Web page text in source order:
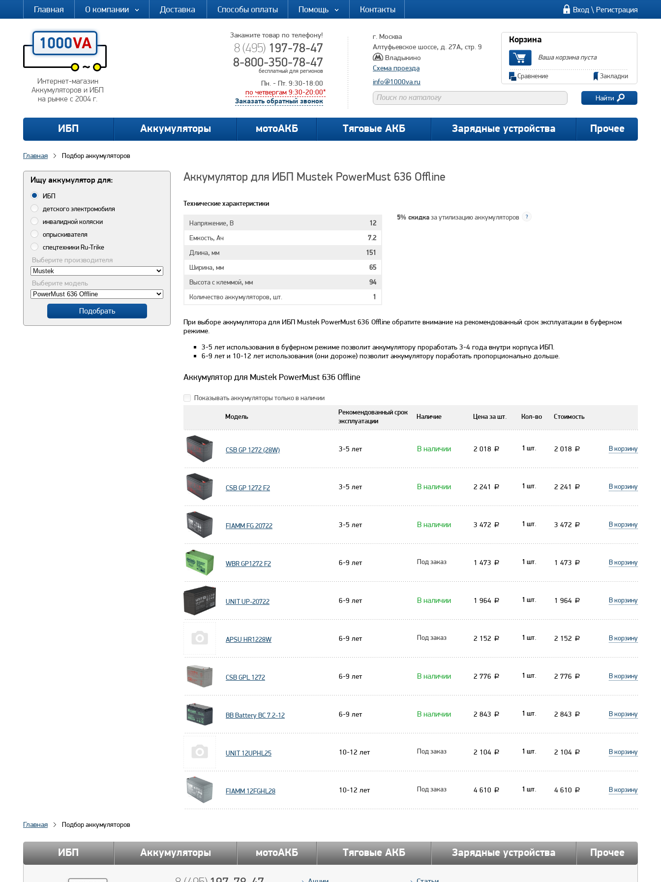
Главная О компании Доставка Способы оплаты Помощь Контакты Вход \ Регистрация
Интернет-магазин
Аккумуляторов и ИБП
на рынке с 2004 г.
Закажите товар по телефону!
8 (495) 197-78-47
8-800-350-78-47
бесплатный для регионов
Пн. - Пт. 9:30-18:00
по четвергам 9:30-20:00*
Заказать обратный звонок
г. Москва
Алтуфьевское шоссе, д. 27А, стр. 9
Владыкино
Схема проезда
info@1000va.ru
Корзина
Ваша корзина пуста
Сравнение Закладки
Найти
ИБП Аккумуляторы мотоАКБ Тяговые АКБ Зарядные устройства Прочее
Главная Подбор аккумуляторов
Аккумулятор для ИБП Mustek PowerMust 636 Offline
Технические характеристики
Напряжение, В
12
Емкость, Ач
7.2
Длина, мм
151
Ширина, мм
65
Высота с клеммой, мм
94
Количество аккумуляторов, шт.
1
5% скидка за утилизацию аккумуляторов
При выборе аккумулятора для ИБП Mustek PowerMust 636 Offline обратите внимание на рекомендованный срок эксплуатации в буферном
режиме.
3-5 лет использования в буферном режиме позволит аккумулятору проработать 3-4 года внутри корпуса ИБП.
6-9 лет и 10-12 лет использования (они дороже) позволит аккумулятору поработать пропорционально дольше.
Аккумулятор для Mustek PowerMust 636 Offline
Показывать аккумуляторы только в наличии
Модель
Рекомендованный срок
эксплуатации
Наличие Цена за шт. Кол-во Стоимость
CSB GP 1272 (28W) 3-5 лет В наличии 2 018 a 1 шт. 2 018 a В корзину
CSB GP 1272 F2 3-5 лет В наличии 2 241 a 1 шт. 2 241 a В корзину
FIAMM FG 20722 3-5 лет В наличии 3 472 a 1 шт. 3 472 a В корзину
WBR GP1272 F2 6-9 лет Под заказ 1 473 a 1 шт. 1 473 a В корзину
UNIT UP-20722 6-9 лет В наличии 1 964 a 1 шт. 1 964 a В корзину
APSU HR1228W 6-9 лет Под заказ 2 152 a 1 шт. 2 152 a В корзину
CSB GPL 1272 6-9 лет В наличии 2 776 a 1 шт. 2 776 a В корзину
BB Battery BC 7.2-12 6-9 лет В наличии 2 843 a 1 шт. 2 843 a В корзину
UNIT 12UPHL25 10-12 лет Под заказ 2 104 a 1 шт. 2 104 a В корзину
FIAMM 12FGHL28 10-12 лет Под заказ 4 610 a 1 шт. 4 610 a В корзину
Ищу аккумулятор для:
ИБП
детского электромобиля
инвалидной коляски
опрыскивателя
спецтехники Ru-Trike
Выберите производителя
Выберите модель
Подобрать
Главная Подбор аккумуляторов
ИБП Аккумуляторы мотоАКБ Тяговые АКБ Зарядные устройства Прочее